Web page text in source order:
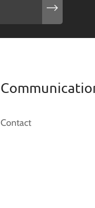
Contact